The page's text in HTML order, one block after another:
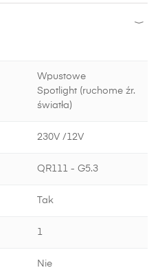
Wpustowe
Spotlight (ruchome źr.
światła)
230V /12V
QR111 - G5.3
Tak
1
Nie